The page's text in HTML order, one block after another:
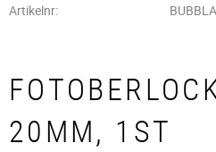
Artikelnr
20MM, 1ST